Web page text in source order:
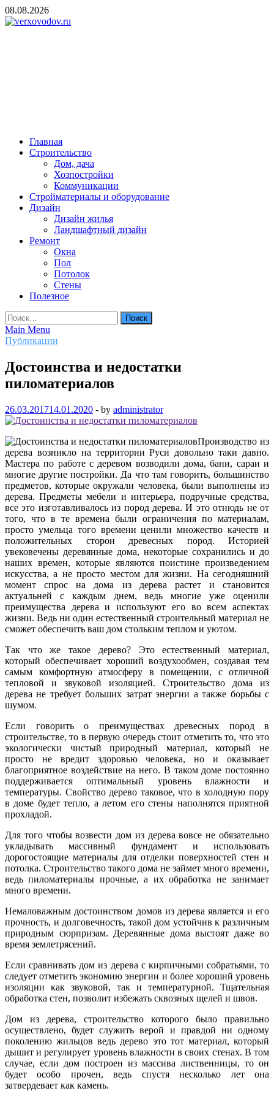
Skip
to
08.08.2026
Главная
Строительство
Дом, дача
Хозпостройки
Коммуникации
Стройматериалы и оборудование
Дизайн
Дизайн жилья
Ландшафтный дизайн
Ремонт
Окна
Пол
Потолок
Стены
Полезное
Найти:
Main Menu
Публикации
Достоинства и недостатки
пиломатериалов
26.03.201714.01.2020 - by administrator
Производство из
дерева возникло на территории Руси довольно таки давно.
Мастера по работе с деревом возводили дома, бани, сараи и
многие другие постройки. Да что там говорить, большинство
предметов, которые окружали человека, были выполнены из
дерева. Предметы мебели и интерьера, подручные средства,
все это изготавливалось из пород дерева. И это отнюдь не от
того, что в те времена были ограничения по материалам,
просто умельца того времени ценили множество качеств и
положительных сторон древесных пород. Историей
увековечены деревянные дома, некоторые сохранились и до
наших времен, которые являются поистине произведением
искусства, а не просто местом для жизни. На сегодняшний
момент спрос на дома из дерева растет и становится
актуальней с каждым днем, ведь многие уже оценили
преимущества дерева и используют его во всем аспектах
жизни. Ведь ни один естественный строительный материал не
сможет обеспечить ваш дом стольким теплом и уютом.
Так что же такое дерево? Это естественный материал,
который обеспечивает хороший воздухообмен, создавая тем
самым комфортную атмосферу в помещении, с отличной
тепловой и звуковой изоляцией. Строительство дома из
дерева не требует больших затрат энергии а также борьбы с
шумом.
Если говорить о преимуществах древесных пород в
строительстве, то в первую очередь стоит отметить то, что это
экологически чистый природный материал, который не
просто не вредит здоровью человека, но и оказывает
благоприятное воздействие на него. В таком доме постоянно
поддерживается оптимальный уровень влажности и
температуры. Свойство дерево таковое, что в холодную пору
в доме будет тепло, а летом его стены наполнятся приятной
прохладой.
Для того чтобы возвести дом из дерева вовсе не обязательно
укладывать массивный фундамент и использовать
дорогостоящие материалы для отделки поверхностей стен и
потолка. Строительство такого дома не займет много времени,
ведь пиломатериалы прочные, а их обработка не занимает
много времени.
Немаловажным достоинством домов из дерева является и его
прочность, и долговечность, такой дом устойчив к различным
природным сюрпризам. Деревянные дома выстоят даже во
время землетрясений.
Если сравнивать дом из дерева с кирпичными собратьями, то
следует отметить экономию энергии и более хороший уровень
изоляции как звуковой, так и температурной. Тщательная
обработка стен, позволит избежать сквозных щелей и швов.
Дом из дерева, строительство которого было правильно
осуществлено, будет служить верой и правдой ни одному
поколению жильцов ведь дерево это тот материал, который
дышит и регулирует уровень влажности в своих стенах. В том
случае, если дом построен из массива лиственницы, то он
будет особо прочен, ведь спустя несколько лет она
затвердевает как камень.